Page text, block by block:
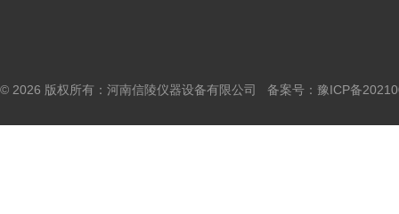
© 2026 版权所有：河南信陵仪器设备有限公司 备案号： 豫ICP备